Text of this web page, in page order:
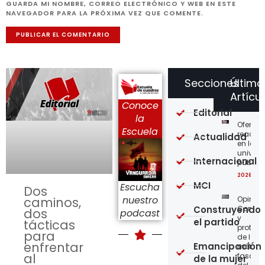
GUARDA MI NOMBRE, CORREO ELECTRÓNICO Y WEB EN ESTE
NAVEGADOR PARA LA PRÓXIMA VEZ QUE COMENTE.
Dos
caminos,
dos
tácticas
para
enfrentar
al
Conoce
la
Escuela
Escucha
nuestro
podcast
en las
2026-
y
de los
Secciones
Editorial
Actualidad
Internacional
MCI
Construyendo
el partido
Emancipación
de la mujer